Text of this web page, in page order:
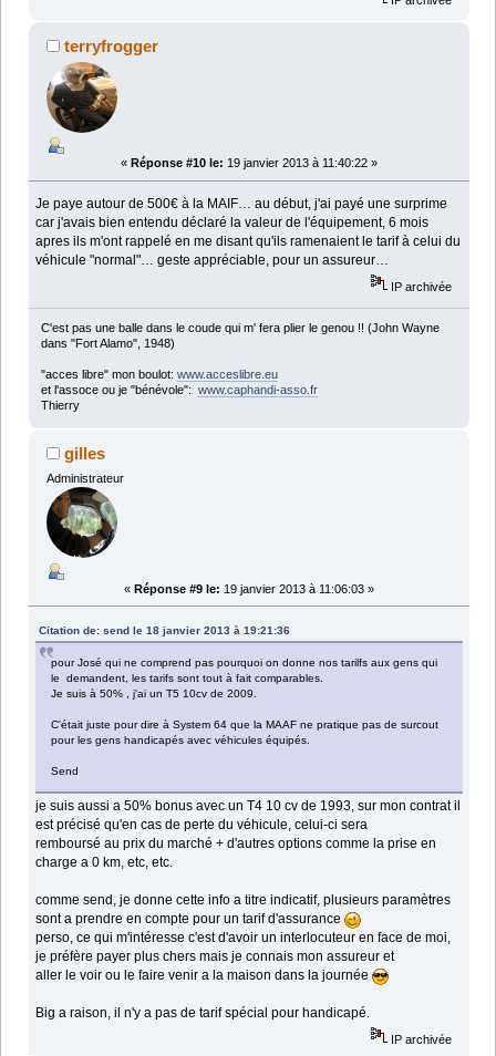
terryfrogger
« Réponse #10 le: 19 janvier 2013 à 11:40:22 »
Je paye autour de 500€ à la MAIF… au début, j'ai payé une surprime
car j'avais bien entendu déclaré la valeur de l'équipement, 6 mois
apres ils m'ont rappelé en me disant qu'ils ramenaient le tarif à celui du
véhicule "normal"… geste appréciable, pour un assureur…
IP archivée
C'est pas une balle dans le coude qui m' fera plier le genou !! (John Wayne
dans "Fort Alamo", 1948)
"acces libre" mon boulot: www.acceslibre.eu
et l'assoce ou je "bénévole": www.caphandi-asso.fr
Thierry
gilles
Administrateur
« Réponse #9 le: 19 janvier 2013 à 11:06:03 »
Citation de: send le 18 janvier 2013 à 19:21:36
pour José qui ne comprend pas pourquoi on donne nos tarilfs aux gens qui
le demandent, les tarifs sont tout à fait comparables.
Je suis à 50% , j'ai un T5 10cv de 2009.
C'était juste pour dire à System 64 que la MAAF ne pratique pas de surcout
pour les gens handicapés avec véhicules équipés.
Send
je suis aussi a 50% bonus avec un T4 10 cv de 1993, sur mon contrat il
est précisé qu'en cas de perte du véhicule, celui-ci sera
remboursé au prix du marché + d'autres options comme la prise en
charge a 0 km, etc, etc.
comme send, je donne cette info a titre indicatif, plusieurs paramètres
sont a prendre en compte pour un tarif d'assurance
perso, ce qui m'intéresse c'est d'avoir un interlocuteur en face de moi,
je préfère payer plus chers mais je connais mon assureur et
aller le voir ou le faire venir a la maison dans la journée
Big a raison, il n'y a pas de tarif spécial pour handicapé.
IP archivée